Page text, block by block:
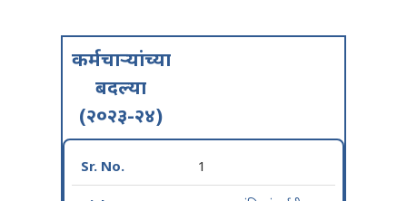
कर्मचार्‍यांच्या
बदल्या
(२०२३-२४)
1